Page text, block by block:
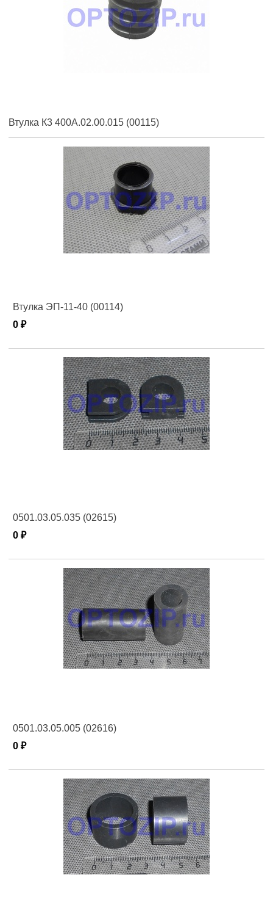
Втулка К3 400А.02.00.015 (00115)
Втулка ЭП-11-40 (00114)
0 ₽
0501.03.05.035 (02615)
0 ₽
0501.03.05.005 (02616)
0 ₽